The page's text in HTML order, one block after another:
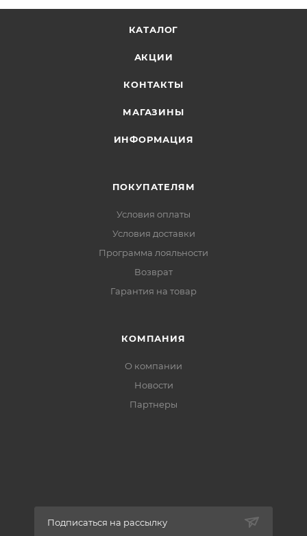
КАТАЛОГ
АКЦИИ
КОНТАКТЫ
МАГАЗИНЫ
ИНФОРМАЦИЯ
ПОКУПАТЕЛЯМ
Условия оплаты
Условия доставки
Программа лояльности
Возврат
Гарантия на товар
КОМПАНИЯ
О компании
Новости
Партнеры
Подписаться на рассылку